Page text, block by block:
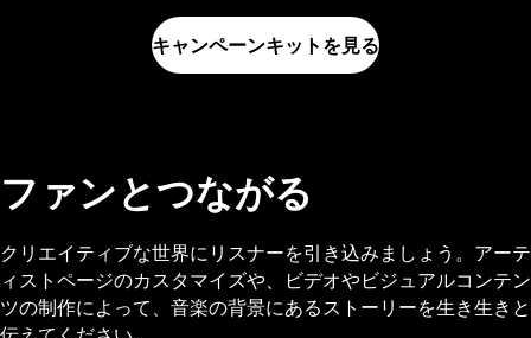
キャンペーンキットを見る
ファンとつながる
クリエイティブな世界にリスナーを引き込みましょう。アーテ
ィストページのカスタマイズや、ビデオやビジュアルコンテン
ツの制作によって、音楽の背景にあるストーリーを生き生きと